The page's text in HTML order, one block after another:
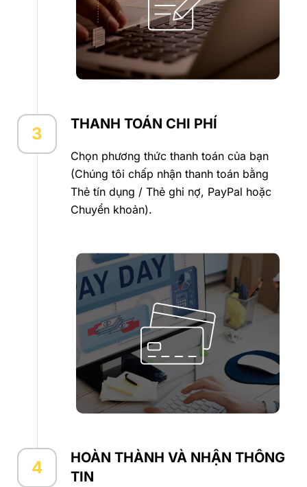
3 THANH TOÁN CHI PHÍ
Chọn phương thức thanh toán của bạn
(Chúng tôi chấp nhận thanh toán bằng
Thẻ tín dụng / Thẻ ghi nợ, PayPal hoặc
Chuyển khoản).
4
HOÀN THÀNH VÀ NHẬN THÔNG
TIN